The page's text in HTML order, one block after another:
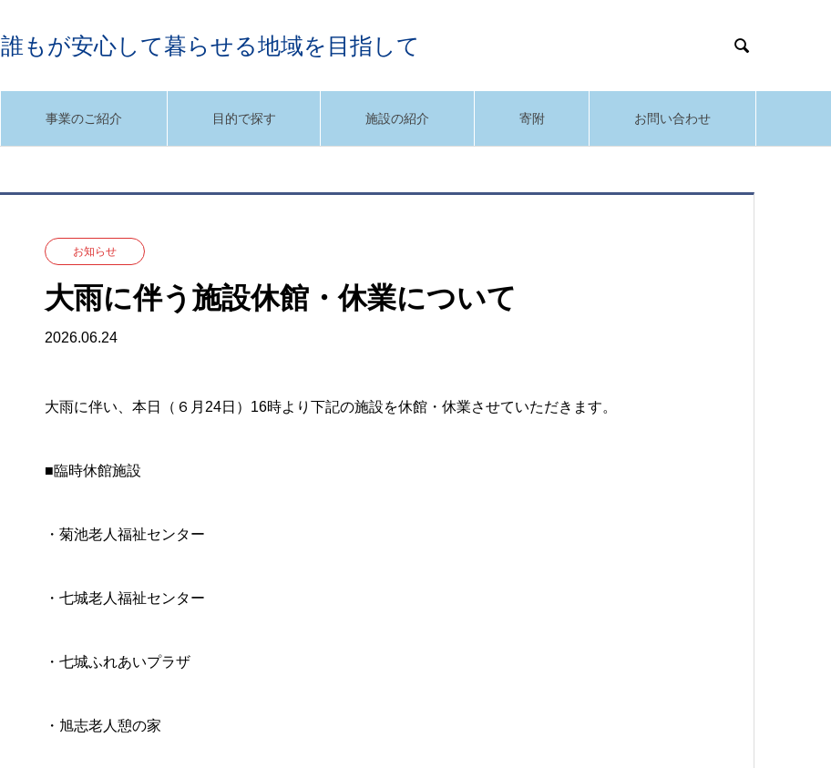
誰もが安心して暮らせる地域を目指して 
事業のご紹介 目的で探す 施設の紹介 寄附 お問い合わせ
お知らせ
大雨に伴う施設休館・休業について
2026.06.24
大雨に伴い、本日（６月24日）16時より下記の施設を休館・休業させていただきます。
■臨時休館施設
・菊池老人福祉センター
・七城老人福祉センター
・七城ふれあいプラザ
・旭志老人憩の家